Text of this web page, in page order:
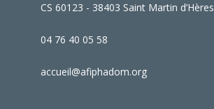
CS 60123 - 38403 Saint Martin d’Hères
04 76 40 05 58
accueil@afiphadom.org